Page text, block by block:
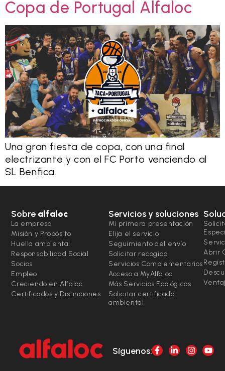
Copa de Portugal Alfaloc
Una gran fiesta de copa, con una final
electrizante y con el FC Porto venciendo al
SL Benfica.
Sobre alfaloc
La empresa
Misión y Propósito
Huella ambiental
Responsabilidad Social
Socios
Empleo
Creciendo en Alfaloc
Certificados y Distinciones
Servicios y soluciones
Mi primera presentación
Elija el servicio
Seguimiento del envío
Solicitar recogida
Servicios Complementarios
Acceso a MyAlfaloc
Más Servicios Ecológicos
Solicitar certificado
ambiental
Abrir
Síguenos: